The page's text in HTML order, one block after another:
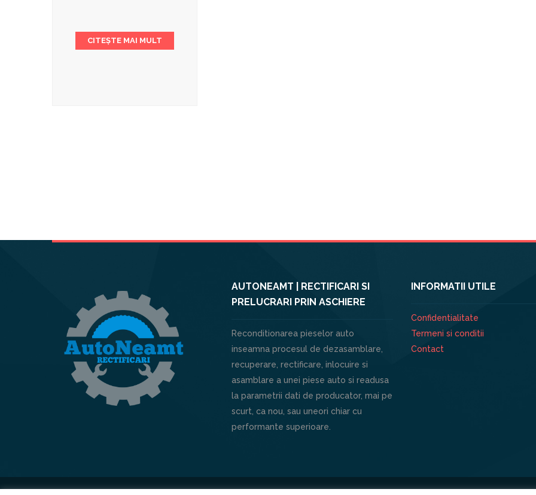
CITEȘTE MAI MULT
AUTONEAMT | RECTIFICARI SI
PRELUCRARI PRIN ASCHIERE
Reconditionarea pieselor auto
inseamna procesul de dezasamblare,
recuperare, rectificare, inlocuire si
asamblare a unei piese auto si readusa
la parametrii dati de producator, mai pe
scurt, ca nou, sau uneori chiar cu
performante superioare.
INFORMATII UTILE
Confidentialitate
Termeni si conditii
Contact